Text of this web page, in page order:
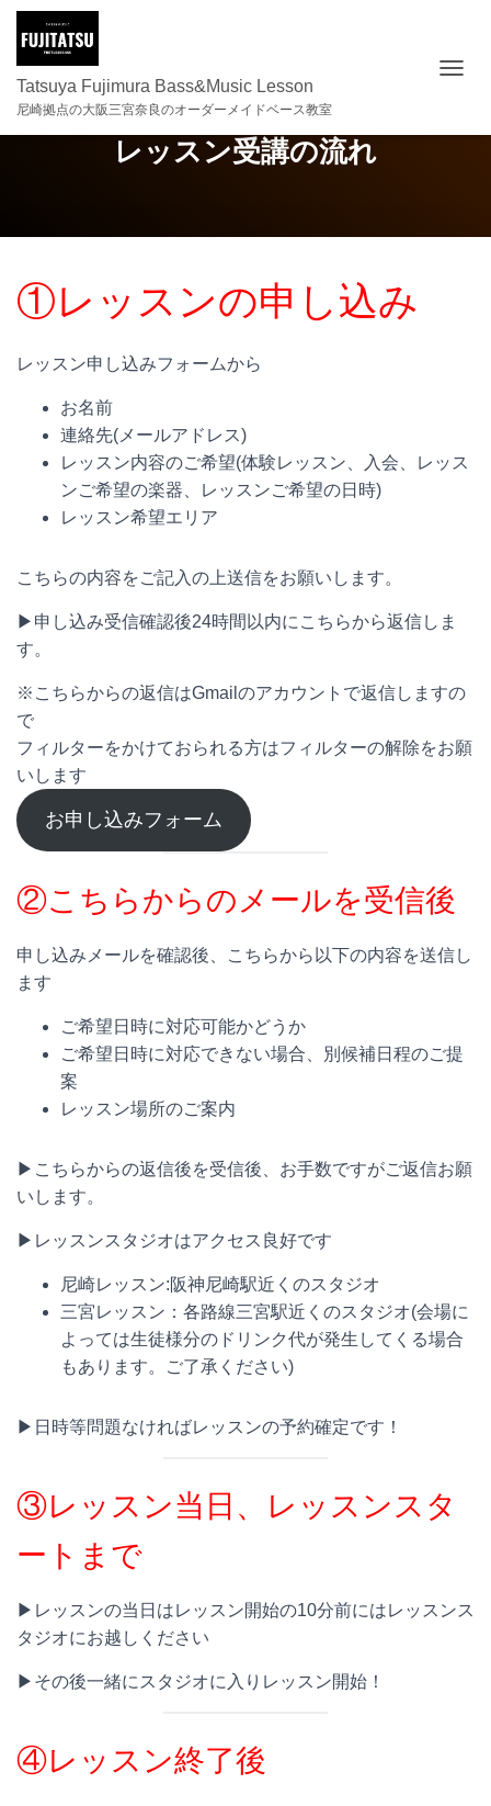
Tatsuya Fujimura Bass&Music Lesson
尼崎拠点の大阪三宮奈良のオーダーメイドベース教室
レッスン受講の流れ
①レッスンの申し込み
レッスン申し込みフォームから
お名前
連絡先(メールアドレス)
レッスン内容のご希望(体験レッスン、入会、レッス
ンご希望の楽器、レッスンご希望の日時)
レッスン希望エリア
こちらの内容をご記入の上送信をお願いします。
▶︎申し込み受信確認後24時間以内にこちらから返信しま
す。
※こちらからの返信はGmailのアカウントで返信しますの
で
フィルターをかけておられる方はフィルターの解除をお願
いします
お申し込みフォーム
②こちらからのメールを受信後
申し込みメールを確認後、こちらから以下の内容を送信し
ます
ご希望日時に対応可能かどうか
ご希望日時に対応できない場合、別候補日程のご提
案
レッスン場所のご案内
▶︎こちらからの返信後を受信後、お手数ですがご返信お願
いします。
▶︎レッスンスタジオはアクセス良好です
尼崎レッスン:阪神尼崎駅近くのスタジオ
三宮レッスン：各路線三宮駅近くのスタジオ(会場に
よっては生徒様分のドリンク代が発生してくる場合
もあります。ご了承ください)
▶︎日時等問題なければレッスンの予約確定です！
③レッスン当日、レッスンスタ
ートまで
▶︎レッスンの当日はレッスン開始の10分前にはレッスンス
タジオにお越しください
▶︎その後一緒にスタジオに入りレッスン開始！
④レッスン終了後